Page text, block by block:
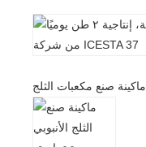
ماكينة صنع مكعبات الثلج